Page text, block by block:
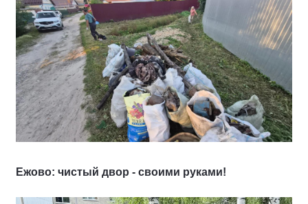
Ежово: чистый двор - своими руками!